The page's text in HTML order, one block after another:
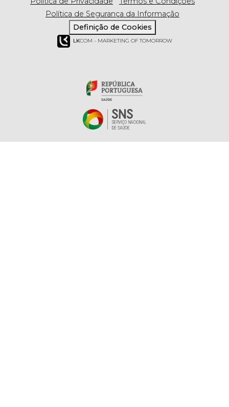
Política de Segurança da Informação
Definição de Cookies
LKCOM - MARKETING OF TOMORROW